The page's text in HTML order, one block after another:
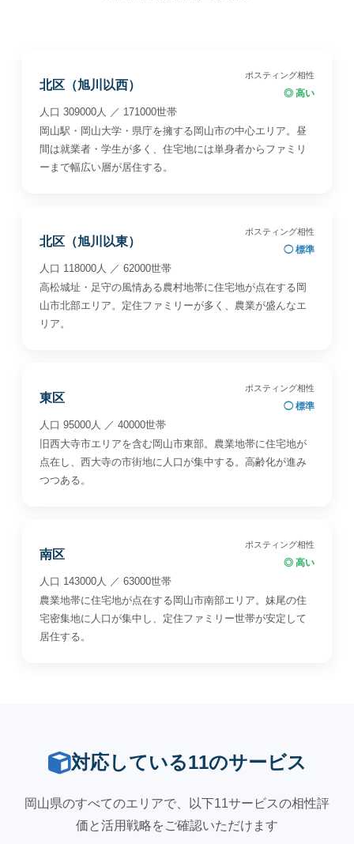
北区（旭川以西）
ポスティング相性
◎ 高い
人口 309000人 ／ 171000世帯
岡山駅・岡山大学・県庁を擁する岡山市の中心エリア。昼
間は就業者・学生が多く、住宅地には単身者からファミリ
ーまで幅広い層が居住する。
北区（旭川以東）
ポスティング相性
◯ 標準
人口 118000人 ／ 62000世帯
高松城址・足守の風情ある農村地帯に住宅地が点在する岡
山市北部エリア。定住ファミリーが多く、農業が盛んなエ
リア。
東区
ポスティング相性
◯ 標準
人口 95000人 ／ 40000世帯
旧西大寺市エリアを含む岡山市東部。農業地帯に住宅地が
点在し、西大寺の市街地に人口が集中する。高齢化が進み
つつある。
南区
ポスティング相性
◎ 高い
人口 143000人 ／ 63000世帯
農業地帯に住宅地が点在する岡山市南部エリア。妹尾の住
宅密集地に人口が集中し、定住ファミリー世帯が安定して
居住する。
対応している11のサービス
岡山県のすべてのエリアで、以下11サービスの相性評
価と活用戦略をご確認いただけます